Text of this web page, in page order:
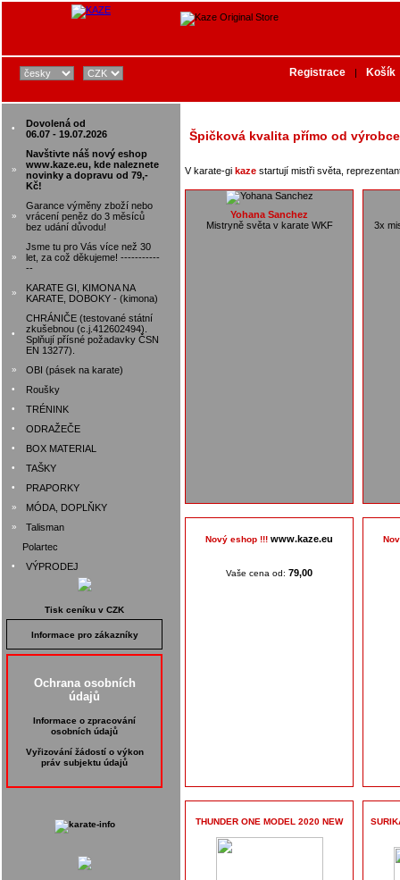
•
Dovolená od
06.07 - 19.07.2026
»
Navštivte náš nový eshop
www.kaze.eu, kde naleznete
novinky a dopravu od 79,-
Kč!
»
Garance výměny zboží nebo
vrácení peněz do 3 měsíců
bez udání důvodu!
»
Jsme tu pro Vás více než 30
let, za což děkujeme! -----------
--
»
KARATE GI, KIMONA NA
KARATE, DOBOKY - (kimona)
•
CHRÁNIČE (testované státní
zkušebnou (c.j.412602494).
Splňují přísné požadavky ČSN
EN 13277).
» OBI (pásek na karate)
• Roušky
• TRÉNINK
• ODRAŽEČE
• BOX MATERIAL
• TAŠKY
• PRAPORKY
» MÓDA, DOPLŇKY
»
Talisman
Polartec
• VÝPRODEJ
Tisk ceníku v CZK
Informace pro zákazníky
Ochrana osobních
údajů
Informace o zpracování
osobních údajů
Vyřizování žádostí o výkon
práv subjektu údajů
Registrace | Košík
Špičková kvalita přímo od výrobce
V karate-gi kaze startují mistři světa,
Yohana Sanchez
Mistryně světa v karate WKF
3x
Nový eshop !!! www.kaze.eu
Vaše cena od: 79,00
THUNDER ONE MODEL 2020 NEW